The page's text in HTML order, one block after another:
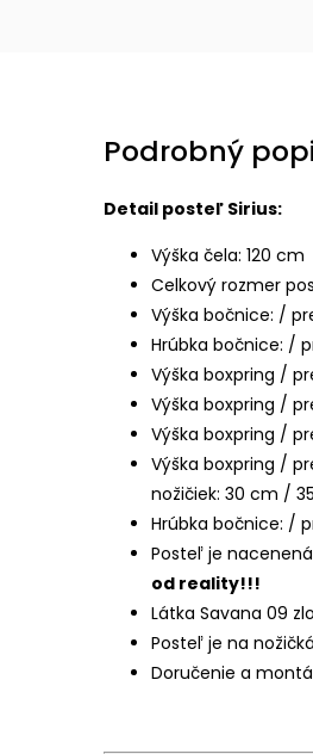
Podrobný
Detail posteľ Sirius:
Výška čela: 120 cm
Celkový rozmer
Výška bočnice: /
Hrúbka bočnice: /
Výška boxpring /
Výška boxpring /
Výška boxpring /
Výška boxpring /
nožičiek: 30 cm /
Hrúbka bočnice: /
Posteľ je
od reality!!!
Látka Savana 09
Posteľ je na
Doručenie a